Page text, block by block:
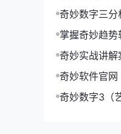
形成记忆的关
奇妙数字三
掌握奇妙趋
奇妙实战讲
奇妙软件官网
奇妙数字3（